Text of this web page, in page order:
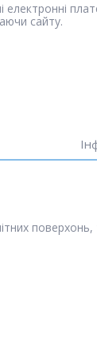
електронні
сайту.
поверхонь,